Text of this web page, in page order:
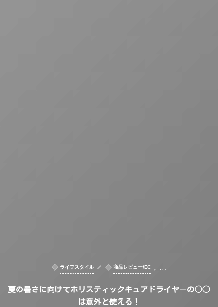
ライフスタイル 商品レビュー/EC , …
夏の暑さに向けてホリスティックキュアドライヤーの◯◯
は意外と使える！